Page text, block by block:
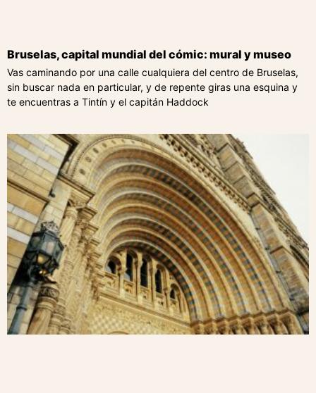
Bruselas, capital mundial del cómic: mural y museo
Vas caminando por una calle cualquiera del centro de Bruselas,
sin buscar nada en particular, y de repente giras una esquina y
te encuentras a Tintín y el capitán Haddock